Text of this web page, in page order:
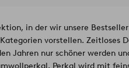
in der wir unsere Bestseller
vorstellen. Zeitloses
Jahren nur schöner werden
Perkal wird mit